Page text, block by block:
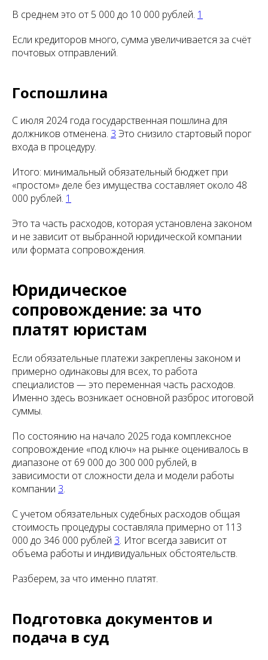
В среднем это от 5 000 до 10 000 рублей. 1
Если кредиторов много, сумма увеличивается за счёт
почтовых отправлений.
Госпошлина
С июля 2024 года государственная пошлина для
должников отменена. 3 Это снизило стартовый порог
входа в процедуру.
Итого: минимальный обязательный бюджет при
«простом» деле без имущества составляет около 48
000 рублей. 1
Это та часть расходов, которая установлена законом
и не зависит от выбранной юридической компании
или формата сопровождения.
Юридическое
сопровождение: за что
платят юристам
Если обязательные платежи закреплены законом и
примерно одинаковы для всех, то работа
специалистов — это переменная часть расходов.
Именно здесь возникает основной разброс итоговой
суммы.
По состоянию на начало 2025 года комплексное
сопровождение «под ключ» на рынке оценивалось в
диапазоне от 69 000 до 300 000 рублей, в
зависимости от сложности дела и модели работы
компании 3.
С учетом обязательных судебных расходов общая
стоимость процедуры составляла примерно от 113
000 до 346 000 рублей 3. Итог всегда зависит от
объема работы и индивидуальных обстоятельств.
Разберем, за что именно платят.
Подготовка документов и
подача в суд